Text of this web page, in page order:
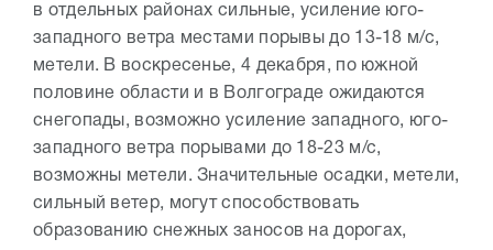
в отдельных районах сильные, усиление юго-
западного ветра местами порывы до 13-18 м/с,
метели. В воскресенье, 4 декабря, по южной
половине области и в Волгограде ожидаются
снегопады, возможно усиление западного, юго-
западного ветра порывами до 18-23 м/с,
возможны метели. Значительные осадки, метели,
сильный ветер, могут способствовать
образованию снежных заносов на дорогах,